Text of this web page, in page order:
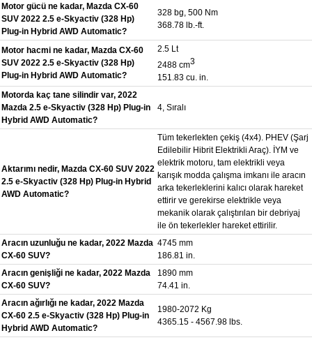
Motor gücü ne kadar, Mazda CX-60
SUV 2022 2.5 e-Skyactiv (328 Hp)
Plug-in Hybrid AWD Automatic?
328 bg, 500 Nm
368.78 lb.-ft.
Motor hacmi ne kadar, Mazda CX-60
SUV 2022 2.5 e-Skyactiv (328 Hp)
Plug-in Hybrid AWD Automatic?
2.5 Lt
2488 cm3
151.83 cu. in.
Motorda kaç tane silindir var, 2022
Mazda 2.5 e-Skyactiv (328 Hp) Plug-in
Hybrid AWD Automatic?
4, Sıralı
Aktarımı nedir, Mazda CX-60 SUV 2022
2.5 e-Skyactiv (328 Hp) Plug-in Hybrid
AWD Automatic?
Tüm tekerlekten çekiş (4x4). PHEV (Şarj
Edilebilir Hibrit Elektrikli Araç). İYM ve
elektrik motoru, tam elektrikli veya
karışık modda çalışma imkanı ile aracın
arka tekerleklerini kalıcı olarak hareket
ettirir ve gerekirse elektrikle veya
mekanik olarak çalıştırılan bir debriyaj
ile ön tekerlekler hareket ettirilir.
Aracın uzunluğu ne kadar, 2022 Mazda
CX-60 SUV?
4745 mm
186.81 in.
Aracın genişliği ne kadar, 2022 Mazda
CX-60 SUV?
1890 mm
74.41 in.
Aracın ağırlığı ne kadar, 2022 Mazda
CX-60 2.5 e-Skyactiv (328 Hp) Plug-in
Hybrid AWD Automatic?
1980-2072 Kg
4365.15 - 4567.98 lbs.